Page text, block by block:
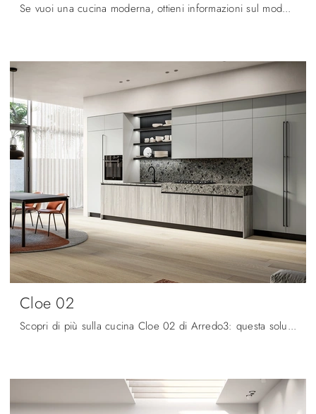
Se vuoi una cucina moderna, ottieni informazioni sul modello Cloe 03 Arredo3.
Cloe 02
Scopri di più sulla cucina Cloe 02 di Arredo3: questa soluzione in laminato sarà l'acquisto ideale per te!